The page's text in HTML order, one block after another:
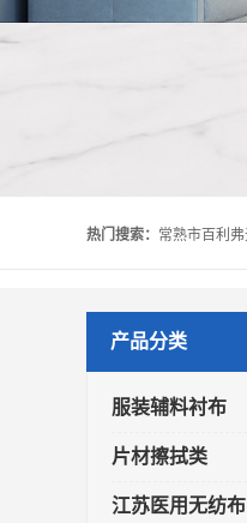
热门搜索：
产品分类
服装辅料衬布
片材擦拭类
江苏医用无纺布